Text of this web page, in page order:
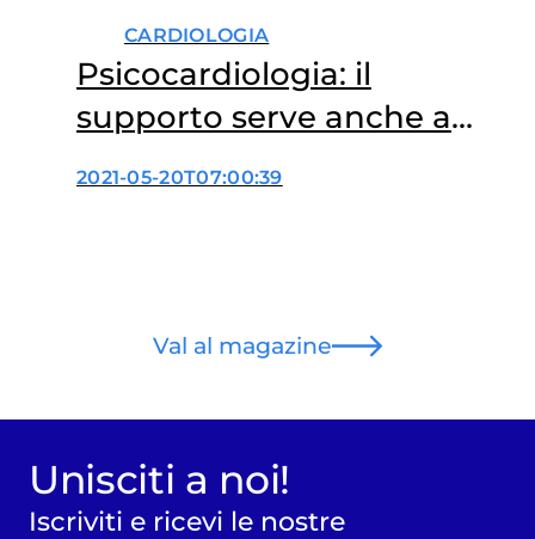
CARDIOLOGIA
Psicocardiologia: il
supporto serve anche a
chi si ammala di cuore
2021-05-20T07:00:39
Val al magazine
Unisciti a noi!
Iscriviti e ricevi le nostre